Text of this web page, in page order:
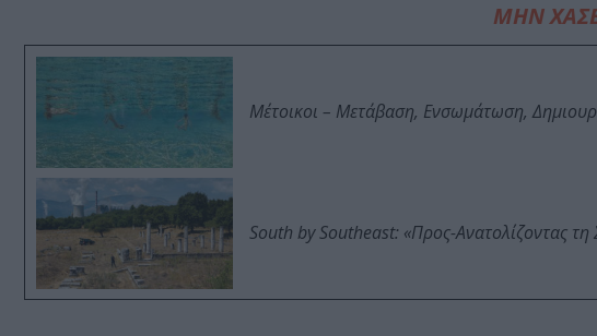
ΜΗΝ
Μέτοικοι – Μετάβαση, Ενσωμάτωση,
South by Southeast: «Προς-Ανατολίζοντας